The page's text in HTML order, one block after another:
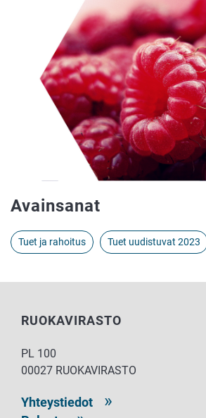
Avainsanat
Tuet ja rahoitus Tuet uudistuvat 2023
RUOKAVIRASTO
PL 100
00027 RUOKAVIRASTO
Yhteystiedot